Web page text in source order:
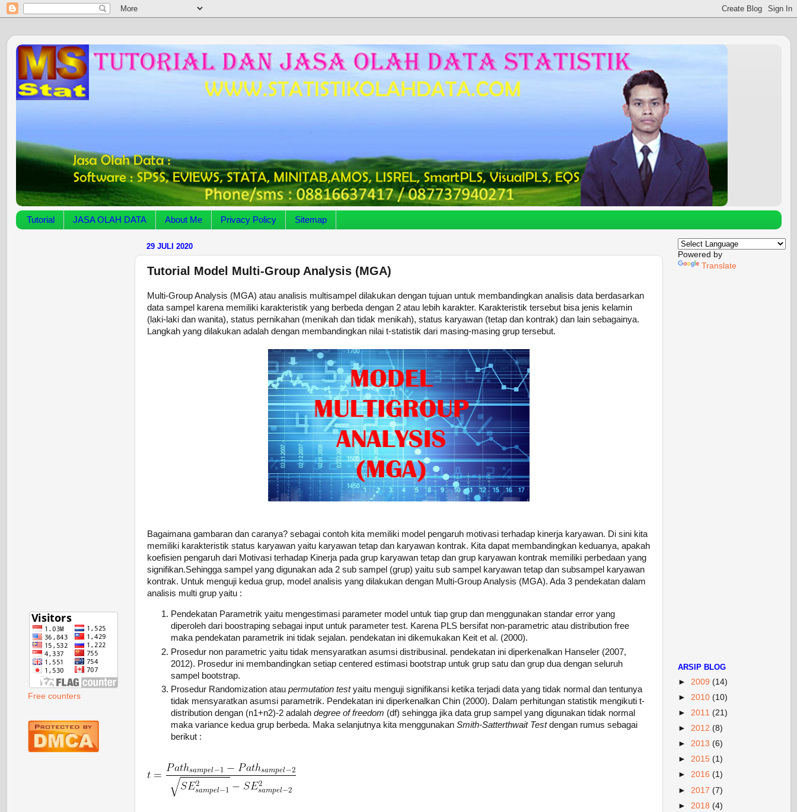
Tutorial JASA OLAH DATA About Me Privacy Policy Sitemap
29 JULI 2020
Tutorial Model Multi-Group Analysis (MGA)
Multi-Group Analysis (MGA) atau analisis multisampel dilakukan dengan tujuan untuk membandingkan analisis data berdasarkan
data sampel karena memiliki karakteristik yang berbeda dengan 2 atau lebih karakter. Karakteristik tersebut bisa jenis kelamin
(laki-laki dan wanita), status pernikahan (menikah dan tidak menikah), status karyawan (tetap dan kontrak) dan lain sebagainya.
Langkah yang dilakukan adalah dengan membandingkan nilai t-statistik dari masing-masing grup tersebut.
Bagaimana gambaran dan caranya? sebagai contoh kita memiliki model pengaruh motivasi terhadap kinerja karyawan. Di sini kita
memiliki karakteristik status karyawan yaitu karyawan tetap dan karyawan kontrak. Kita dapat membandingkan keduanya, apakah
koefisien pengaruh dari Motivasi terhadap Kinerja pada grup karyawan tetap dan grup karyawan kontrak memiliki perbedaan yang
signifikan.Sehingga sampel yang digunakan ada 2 sub sampel (grup) yaitu sub sampel karyawan tetap dan subsampel karyawan
kontrak. Untuk menguji kedua grup, model analisis yang dilakukan dengan Multi-Group Analysis (MGA). Ada 3 pendekatan dalam
analisis multi grup yaitu :
Pendekatan Parametrik yaitu mengestimasi parameter model untuk tiap grup dan menggunakan standar error yang
diperoleh dari boostraping sebagai input untuk parameter test. Karena PLS bersifat non-parametric atau distribution free
maka pendekatan parametrik ini tidak sejalan. pendekatan ini dikemukakan Keit et al. (2000).
Prosedur non parametric yaitu tidak mensyaratkan asumsi distribusinal. pendekatan ini diperkenalkan Hanseler (2007,
2012). Prosedur ini membandingkan setiap centered estimasi bootstrap untuk grup satu dan grup dua dengan seluruh
sampel bootstrap.
Prosedur Randomization atau permutation testyaitu menguji signifikansi ketika terjadi data yang tidak normal dan tentunya
tidak mensyaratkan asumsi parametrik. Pendekatan ini diperkenalkan Chin (2000). Dalam perhitungan statistik mengikuti t-
distribution dengan (n1+n2)-2 adalah degree of freedom (df) sehingga jika data grup sampel yang digunakan tidak normal
maka variance kedua grup berbeda. Maka selanjutnya kita menggunakan Smith-Satterthwait Testdengan rumus sebagai
berikut :
Free counters
Powered by
Translate
ARSIP BLOG
► 2009 (14)
► 2010 (10)
► 2011 (21)
► 2012 (8)
► 2013 (6)
► 2015 (1)
► 2016 (1)
► 2017 (7)
► 2018 (4)